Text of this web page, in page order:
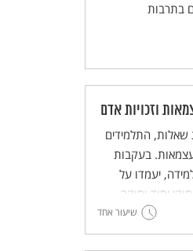
בתרבות
וזכויות אדם
התלמידים
בעקבות
יעמדו על
יסוד וחוקה.
כינון חברתשיעור אחד